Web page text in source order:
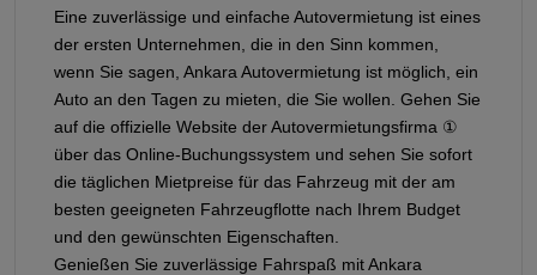
Eine zuverlässige und einfache Autovermietung ist eines
der ersten Unternehmen, die in den Sinn kommen,
wenn Sie sagen, Ankara Autovermietung ist möglich, ein
Auto an den Tagen zu mieten, die Sie wollen. Gehen Sie
auf die offizielle Website der Autovermietungsfirma ①
über das Online-Buchungssystem und sehen Sie sofort
die täglichen Mietpreise für das Fahrzeug mit der am
besten geeigneten Fahrzeugflotte nach Ihrem Budget
und den gewünschten Eigenschaften.
Genießen Sie zuverlässige Fahrspaß mit Ankara